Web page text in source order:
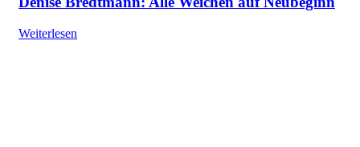
Weiterlesen